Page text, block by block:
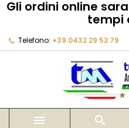
Gli ordini online
tempi
Telefono: +39.0432 29 52 79
 
My wishlists
add_circle_outline Create new list
Crea lista dei
Annulla
Devi avere effettuato
prodotti nella tua lista